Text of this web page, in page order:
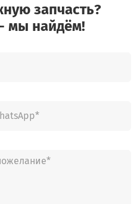
запчасть?
мы найдём!